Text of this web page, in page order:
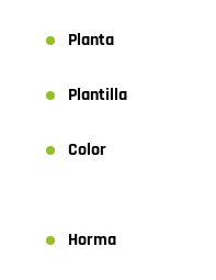
Planta
Plantilla
Color
Horma